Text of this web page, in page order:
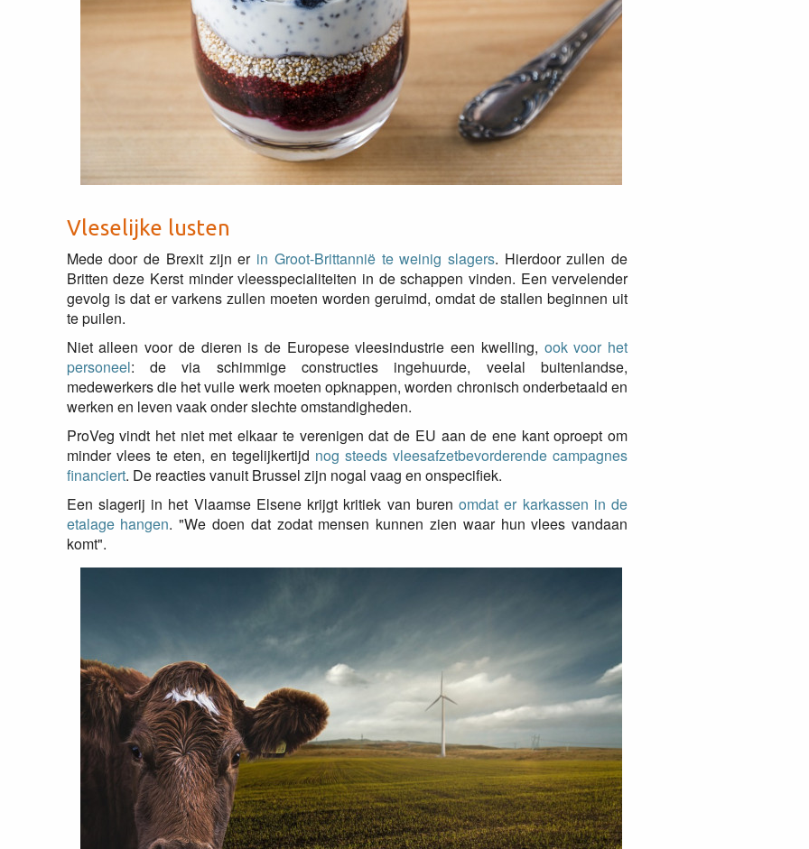
Vleselijke lusten
Mede door de Brexit zijn er in Groot-Brittannië te weinig slagers. Hierdoor zullen de
Britten deze Kerst minder vleesspecialiteiten in de schappen vinden. Een vervelender
gevolg is dat er varkens zullen moeten worden geruimd, omdat de stallen beginnen uit
te puilen.
Niet alleen voor de dieren is de Europese vleesindustrie een kwelling, ook voor het
personeel: de via schimmige constructies ingehuurde, veelal buitenlandse,
medewerkers die het vuile werk moeten opknappen, worden chronisch onderbetaald en
werken en leven vaak onder slechte omstandigheden.
ProVeg vindt het niet met elkaar te verenigen dat de EU aan de ene kant oproept om
minder vlees te eten, en tegelijkertijd nog steeds vleesafzetbevorderende campagnes
financiert. De reacties vanuit Brussel zijn nogal vaag en onspecifiek.
Een slagerij in het Vlaamse Elsene krijgt kritiek van burenomdat er karkassen in de
etalage hangen. "We doen dat zodat mensen kunnen zien waar hun vlees vandaan
komt".